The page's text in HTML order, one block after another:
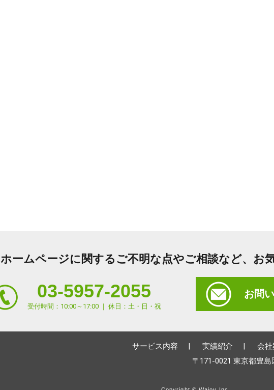
ホームページに関するご不明な点やご相談など、 お
03-5957-2055
受付時間：10:00～17:00 ｜ 休日：土・日・祝
お問
サービス内容 実績紹介 会社
〒171-0021 東京都豊